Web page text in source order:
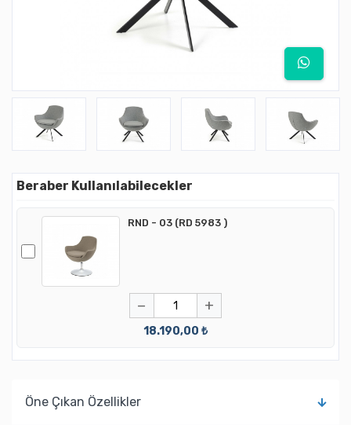
Beraber Kullanılabilecekler
RND - 03 (RD 5983 )
− +
18.190,00 ₺
Öne Çıkan Özellikler